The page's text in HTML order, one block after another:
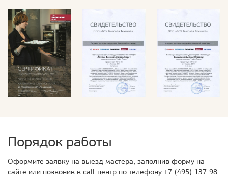
Порядок работы
Оформите заявку на выезд мастера, заполнив форму на
сайте или позвонив в call-центр по телефону +7 (495) 137-98-